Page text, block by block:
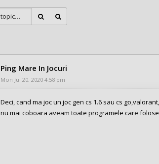
Ping Mare In Jocuri
Mon Jul 20, 2020 4:58 pm
Deci, cand ma joc un joc gen cs 1.6 sau cs
nu mai coboara aveam toate programele care